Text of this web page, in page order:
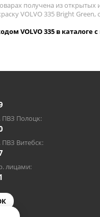
получена из открытых
VOLVO 335 Bright
VOLVO 335 в
ПВЗ Полоцк:
Витебск:
лицами: